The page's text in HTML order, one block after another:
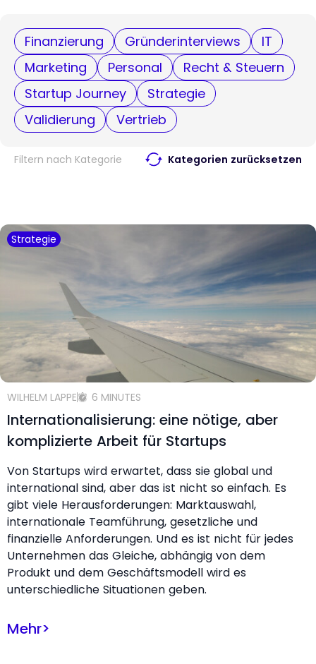
Finanzierung Gründerinterviews
IT
Marketing
Personal
Recht & Steuern
Startup Journey
Strategie
Validierung
Vertrieb
Filtern nach Kategorie Kategorien zurücksetzen
Strategie
WILHELM LAPPE 6 MINUTES
Internationalisierung: eine nötige, aber
komplizierte Arbeit für Startups
Von Startups wird erwartet, dass sie global und
international sind, aber das ist nicht so einfach. Es
gibt viele Herausforderungen: Marktauswahl,
internationale Teamführung, gesetzliche und
finanzielle Anforderungen. Und es ist nicht für jedes
Unternehmen das Gleiche, abhängig von dem
Produkt und dem Geschäftsmodell wird es
unterschiedliche Situationen geben.
Mehr>